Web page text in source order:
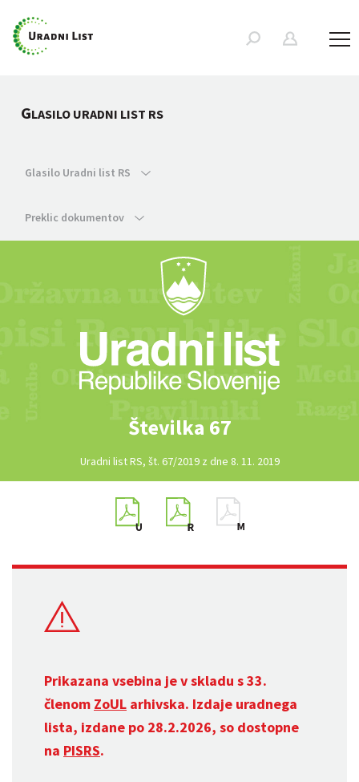
GLASILO URADNI LIST RS
Glasilo Uradni list RS
Preklic dokumentov
Številka 67
Uradni list RS, št. 67/2019 z dne 8. 11. 2019
Prikazana vsebina je v skladu s 33.
členom ZoUL arhivska. Izdaje uradnega
lista, izdane po 28.2.2026, so dostopne
na PISRS.